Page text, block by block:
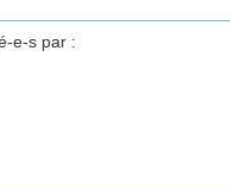
e-s par :